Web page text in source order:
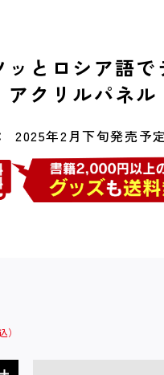
ッとロシア語
アクリルパネ
2025年2月下旬発売予定